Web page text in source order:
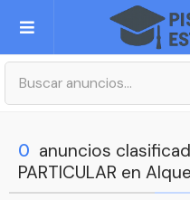
Publica tu Anuncio
Mi cuenta
0 anuncios
PARTICULAR en